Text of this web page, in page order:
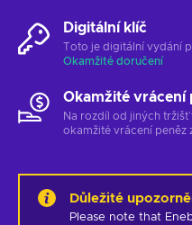
Digitální klíč
Toto je digitální vydání
Okamžité doručení
Okamžité vrácení
Na rozdíl od jiných tržišť
okamžité vrácení peněz
Důležité
Please note that